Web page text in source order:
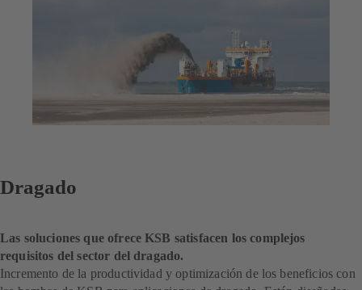
Dragado
Las soluciones que ofrece KSB satisfacen los complejos
requisitos del sector del dragado.
Incremento de la productividad y optimización de los beneficios con